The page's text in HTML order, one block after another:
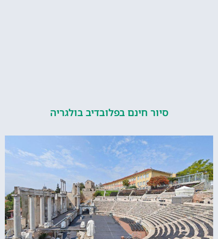
סיור חינם בפלובדיב בולגריה